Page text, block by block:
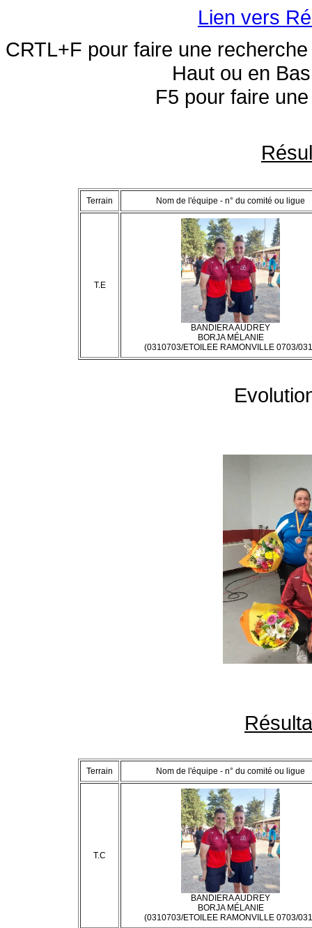
Lien vers
CRTL+F pour faire une
Haut ou en
F5 pour faire
Terrain Nom de l'équipe - n° du comité ou ligue
T.E
BANDIERA AUDREY
BORJA MÉLANIE
(0310703/ETOILEE RAMONVILLE 0703/
Terrain Nom de l'équipe - n° du comité ou ligue
T.C
BANDIERA AUDREY
BORJA MÉLANIE
(0310703/ETOILEE RAMONVILLE 0703/